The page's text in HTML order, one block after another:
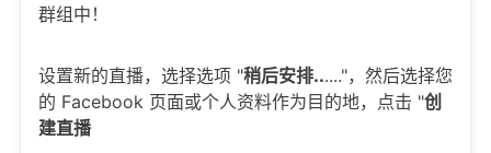
群组中！
设置新的直播，选择选项 "稍后安排......"，然后选择您
的 Facebook 页面或个人资料作为目的地，点击 "创
建直播